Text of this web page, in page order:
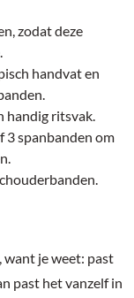
zodat deze
handvat en
handig ritsvak.
3 spanbanden om
want je weet: past
past het vanzelf in